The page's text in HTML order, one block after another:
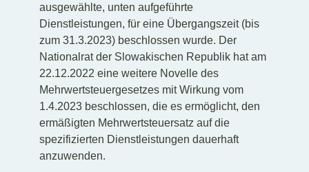
ausgewählte, unten aufgeführte
Dienstleistungen, für eine Übergangszeit (bis
zum 31.3.2023) beschlossen wurde. Der
Nationalrat der Slowakischen Republik hat am
22.12.2022 eine weitere Novelle des
Mehrwertsteuergesetzes mit Wirkung vom
1.4.2023 beschlossen, die es ermöglicht, den
ermäßigten Mehrwertsteuersatz auf die
spezifizierten Dienstleistungen dauerhaft
anzuwenden.